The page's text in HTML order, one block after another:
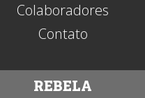
Colaboradores
Contato
REBELA